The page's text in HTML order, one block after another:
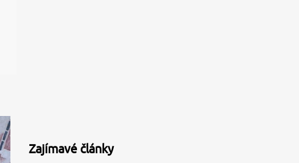
Zajímavé články